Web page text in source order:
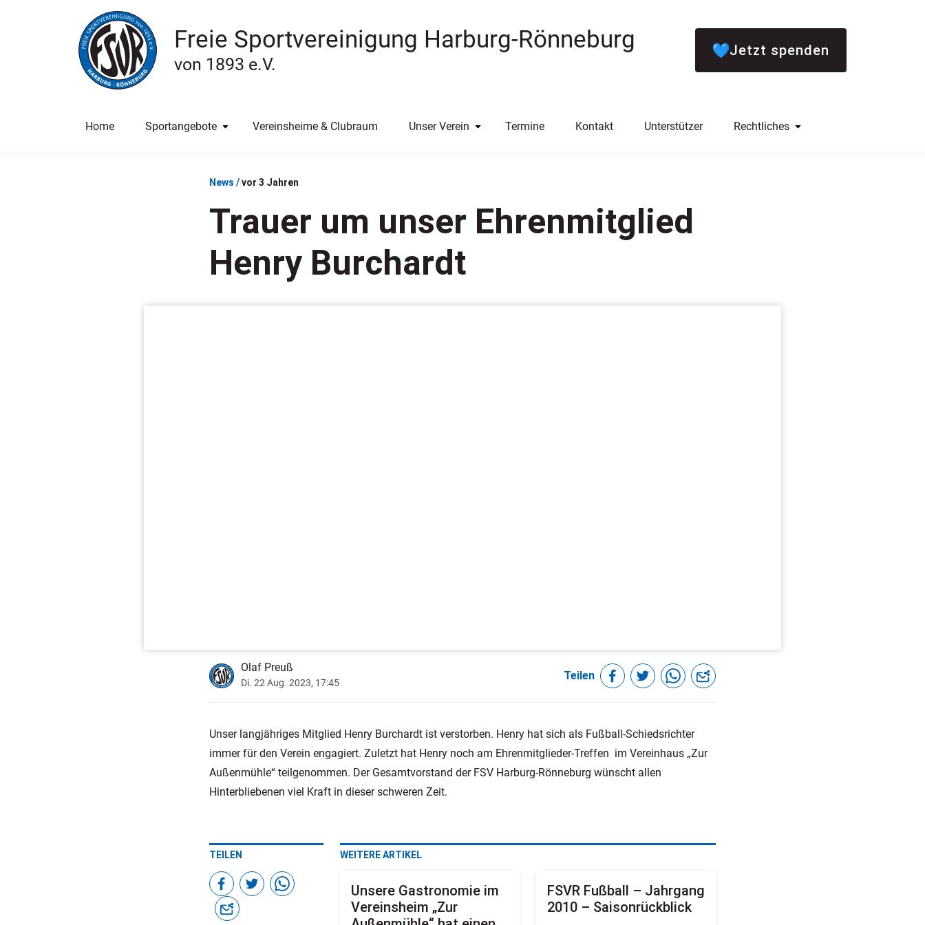
Freie Sportvereinigung Harburg-Rönneburg
von 1893 e.V.
Jetzt spenden
Home Sportangebote Vereinsheime & Clubraum Unser Verein Termine Kontakt Unterstützer Rechtliches
News /vor 3 Jahren
Trauer um unser Ehrenmitglied
Henry Burchardt
Olaf Preuß
Di. 22 Aug. 2023, 17:45
Teilen
Unser langjähriges Mitglied Henry Burchardt ist verstorben. Henry hat sich als Fußball-Schiedsrichter
immer für den Verein engagiert. Zuletzt hat Henry noch am Ehrenmitglieder-Treffen im Vereinhaus „Zur
Außenmühle“ teilgenommen. Der Gesamtvorstand der FSV Harburg-Rönneburg wünscht allen
Hinterbliebenen viel Kraft in dieser schweren Zeit.
TEILEN WEITERE ARTIKEL
Unsere Gastronomie im
Vereinsheim „Zur
FSVR Fußball – Jahrgang
2010 – Saisonrückblick